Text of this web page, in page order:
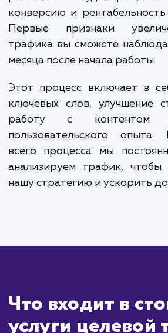
вам действие.
Вместе, эти два компонента
оплаты, позволяющую вам
фокусироваться на достижении
ЗАКАЗАТЬ УСЛУГИ
Сколько
качественных
процесс, который